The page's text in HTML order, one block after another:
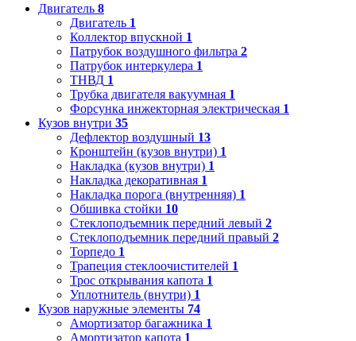
Двигатель 8
Двигатель 1
Коллектор впускной 1
Патрубок воздушного фильтра 2
Патрубок интеркулера 1
ТНВД 1
Трубка двигателя вакуумная 1
Форсунка инжекторная электрическая 1
Кузов внутри 35
Дефлектор воздушный 13
Кронштейн (кузов внутри) 1
Накладка (кузов внутри) 1
Накладка декоративная 1
Накладка порога (внутренняя) 1
Обшивка стойки 10
Стеклоподъемник передний левый 2
Стеклоподъемник передний правый 2
Торпедо 1
Трапеция стеклоочистителей 1
Трос открывания капота 1
Уплотнитель (внутри) 1
Кузов наружные элементы 74
Амортизатор багажника 1
Амортизатор капота 1